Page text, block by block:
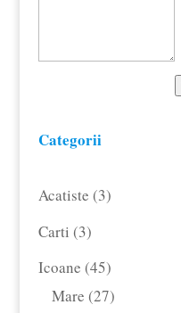
Categorii
Acatiste 33
Carti 33
produse
Icoane 4545
de
Mare 2727